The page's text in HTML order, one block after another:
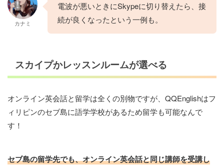
カナミ
電波が悪いときにSkypeに切り替えたら、接
続が良くなったという一例も。
スカイプかレッスンルームが選べる
オンライン英会話と留学は全くの別物ですが、QQEnglishはフ
ィリピンのセブ島に語学学校があるため留学も可能なんで
す！
セブ島の留学先でも、オンライン英会話と同じ講師を受講し